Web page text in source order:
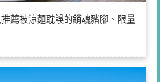
薦被涼麵耽誤的銷魂豬腳、限量